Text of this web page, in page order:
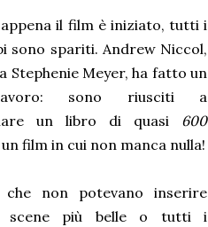
il film è iniziato, tutti i
sono spariti. Andrew Niccol,
Stephenie Meyer, ha fatto un
sono riusciti a
un libro di quasi 600
film in cui non manca nulla!
che non potevano inserire
scene più belle o tutti i